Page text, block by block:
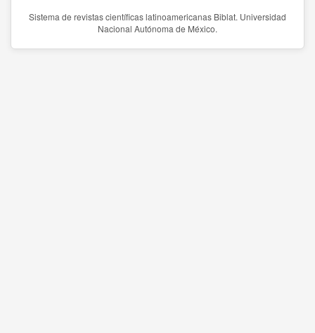
Sistema de revistas científicas latinoamericanas Biblat. Universidad
Nacional Autónoma de México.